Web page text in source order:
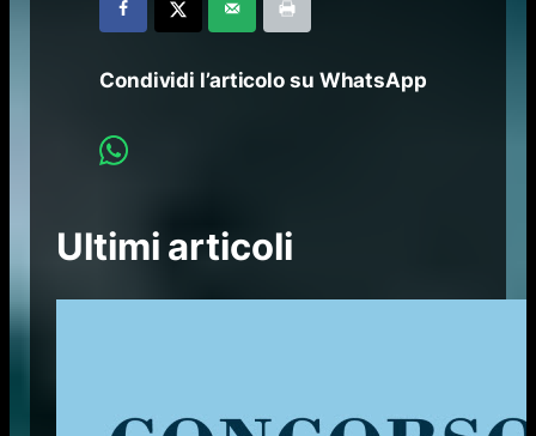
Condividi l’articolo su WhatsApp
Ultimi articoli